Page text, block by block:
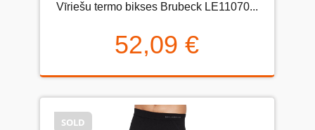
Vīriešu termo bikses Brubeck LE11070...
52,09 €
SOLD